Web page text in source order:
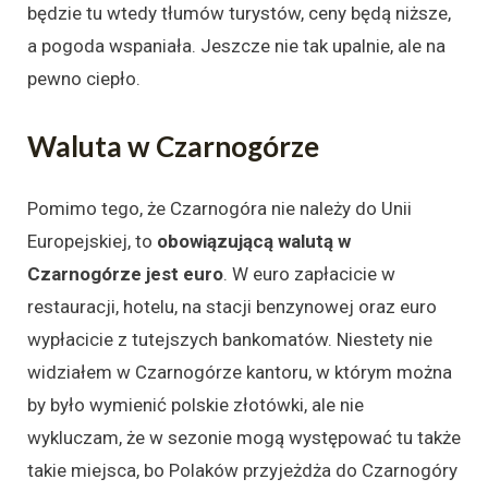
będzie tu wtedy tłumów turystów, ceny będą niższe,
a pogoda wspaniała. Jeszcze nie tak upalnie, ale na
pewno ciepło.
Waluta w Czarnogórze
Pomimo tego, że Czarnogóra nie należy do Unii
Europejskiej, to obowiązującą walutą w
Czarnogórze jest euro. W euro zapłacicie w
restauracji, hotelu, na stacji benzynowej oraz euro
wypłacicie z tutejszych bankomatów. Niestety nie
widziałem w Czarnogórze kantoru, w którym można
by było wymienić polskie złotówki, ale nie
wykluczam, że w sezonie mogą występować tu także
takie miejsca, bo Polaków przyjeżdża do Czarnogóry